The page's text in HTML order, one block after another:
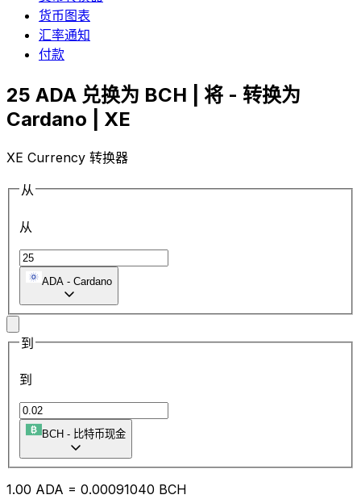
货币图表
汇率通知
付款
25 ADA 兑换为 BCH | 将 - 转换为
Cardano | XE
XE Currency 转换器
从
从
ADA - Cardano
到
到
BCH - 比特币现金
1.00 ADA = 0.00091040 BCH